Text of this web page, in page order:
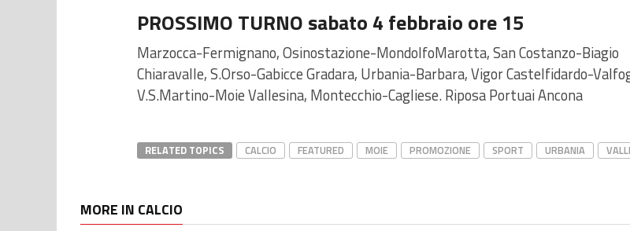
PROSSIMO TURNO sabato 4 febbraio ore 15
Marzocca-Fermignano, Osinostazione-MondolfoMarotta, San Costanzo-Biagio
Chiaravalle, S.Orso-Gabicce Gradara, Urbania-Barbara, Vigor Castelfidardo-
V.S.Martino-Moie Vallesina, Montecchio-Cagliese. Riposa Portuai Ancona
RELATED TOPICS CALCIO FEATURED MOIE PROMOZIONE SPORT URBANIA
MORE IN CALCIO